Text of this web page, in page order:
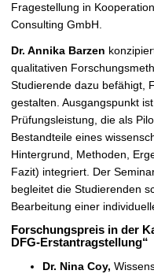
Fragestellung in
Consulting GmbH.
Dr. Annika Barzen
qualitativen
Studierende dazu befähigt,
gestalten. Ausgangspunkt
Prüfungsleistung, die als
Bestandteile eines
Hintergrund, Methoden,
Fazit) integriert. Der
begleitet die Studierenden
Bearbeitung einer
Forschungspreis in der
DFG-Erstantragstellung“
Dr. Nina Coy,